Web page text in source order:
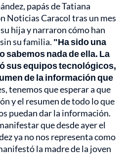
papás de Tatiana
Noticias Caracol tras un mes
hija y narraron cómo han
su familia. "Ha sido una
sabemos nada de ella. La
sus equipos tecnológicos,
de la información que
tenemos que esperar a que
y el resumen de todo lo que
puedan dar la información.
que desde ayer el
ya no nos representa como
la madre de la joven